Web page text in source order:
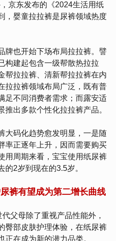
京东发布的《2024生活用纸
，婴童拉拉裤是尿裤领域热度
牌也开始下场布局拉拉裤。譬
构建起包含一级帮散热拉拉
帮拉拉裤、清新帮拉拉裤在内
拉拉裤领域布局广泛，既有普
足不同消费者需求；而露安适
推出多款个性化拉拉裤产品。
大码化趋势愈发明显，一是随
率正逐年上升，因而需要购买
用周期来看，宝宝使用纸尿裤
的2岁到现在的3.5岁。
裤有望成为第二增长曲线
父母除了重视产品性能外，
臀部皮肤护理体验，在纸尿裤
正在成为新的潜力品类。